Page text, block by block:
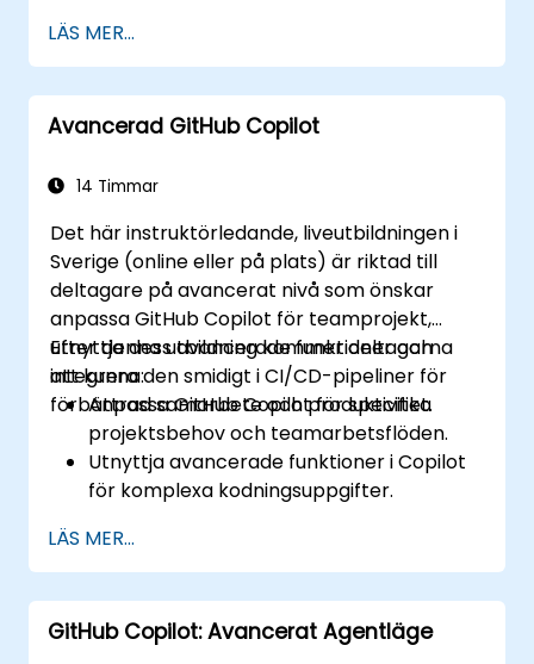
LÄS MER...
Avancerad GitHub Copilot
14 Timmar
Det här instruktörledande, liveutbildningen i
Sverige (online eller på plats) är riktad till
deltagare på avancerat nivå som önskar
anpassa GitHub Copilot för teamprojekt,
utnyttja dess avancerade funktioner och
integrera den smidigt i CI/CD-pipeliner för
förbättrad samarbete och produktivitet.
Efter denna utbildning kommer deltagarna
att kunna:
Anpassa GitHub Copilot för specifika
projektsbehov och teamarbetsflöden.
Utnyttja avancerade funktioner i Copilot
för komplexa kodningsuppgifter.
och samarbetsmiljöer.
Optimerar teamet samarbete med AI-
drivna verktyg.
Hantera och felsöka Copilot-inställningar
LÄS MER...
GitHub Copilot: Avancerat Agentläge